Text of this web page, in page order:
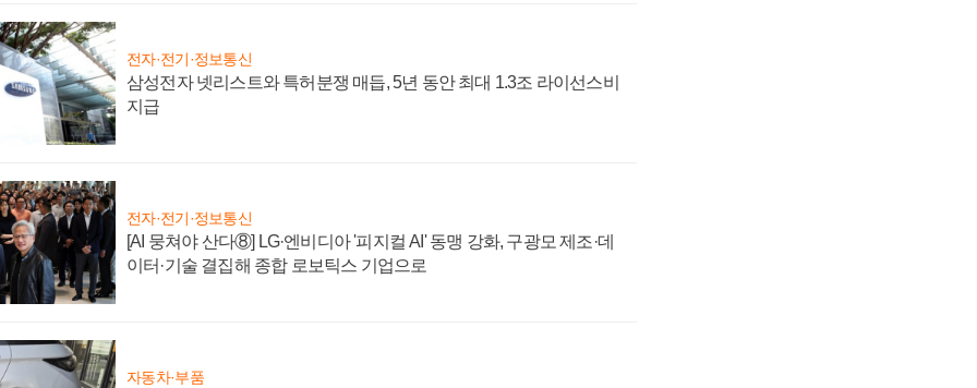
전자·전기·정보통신
삼성전자 넷리스트와 특허분쟁 매듭, 5년 동안 최대 1.3조 라이선스비
지급
전자·전기·정보통신
[AI 뭉쳐야 산다⑧] LG·엔비디아 '피지컬 AI' 동맹 강화, 구광모 제조·데
이터·기술 결집해 종합 로보틱스 기업으로
자동차·부품